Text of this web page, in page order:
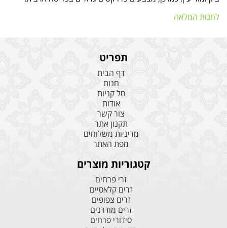
לחנות המלאה
תפריט
דף הבית
חנות
סל קניות
אודות
צור קשר
תקנון אתר
מדיניות משלוחים
מפת האתר
קטגוריות מוצרים
זרי פרחים
זרים קלאסיים
זרים צפופים
זרים מודרנים
סידורי פרחים